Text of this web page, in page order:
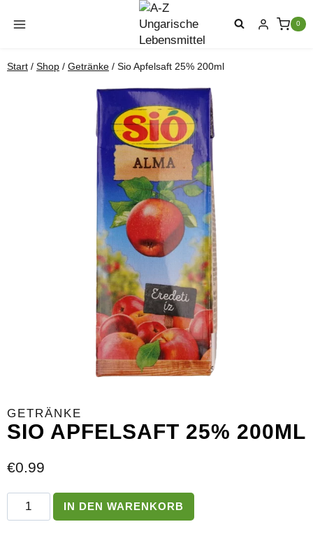
Inhalt
0
Start / Shop / Getränke / Sio Apfelsaft 25% 200ml
GETRÄNKE
SIO APFELSAFT 25% 200ML
€0.99
Apfelsaft
IN DEN WARENKORB